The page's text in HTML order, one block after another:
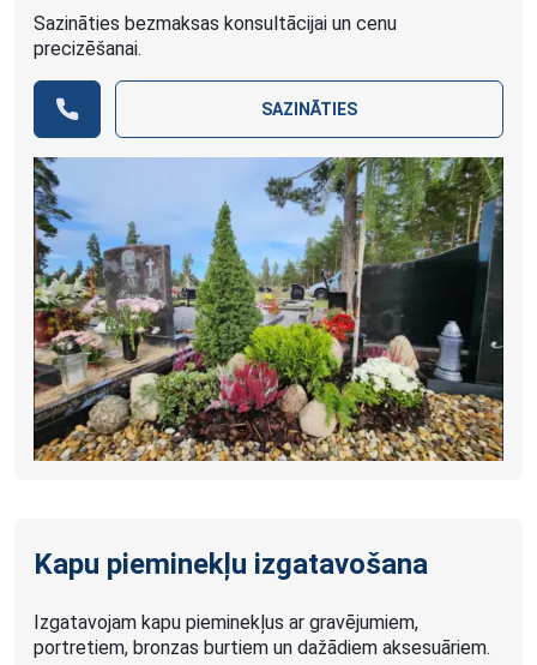
Sazināties bezmaksas konsultācijai un cenu
precizēšanai.
SAZINĀTIES
Kapu pieminekļu izgatavošana
Izgatavojam kapu pieminekļus ar gravējumiem,
portretiem, bronzas burtiem un dažādiem aksesuāriem.